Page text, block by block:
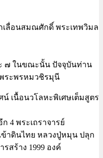
เลื่อนสมณศักดิ์ พระเทพวิมล
๗ ในขณะนั้น ปัจจุบันท่าน
ระพรหมวชิรมุนี
เนื้อนวโลหะพิเศษเต็มสูตร
4 พระเถราจารย์
ข้าดินไทย หลวงปู่หมุน ปลุก
สร้าง 1999 องค์